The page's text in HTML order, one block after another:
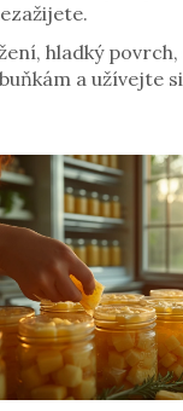
hladký
a